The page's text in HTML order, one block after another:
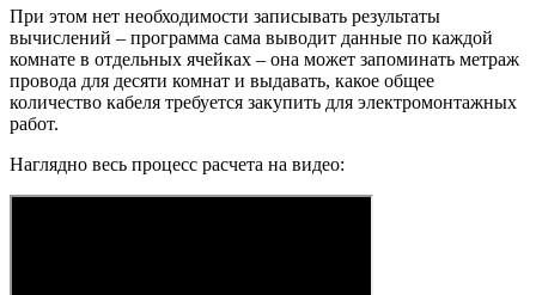
При этом нет необходимости записывать результаты
вычислений – программа сама выводит данные по каждой
комнате в отдельных ячейках – она может запоминать метраж
провода для десяти комнат и выдавать, какое общее
количество кабеля требуется закупить для электромонтажных
работ.
Наглядно весь процесс расчета на видео: